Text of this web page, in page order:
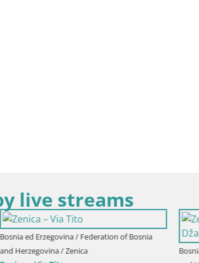
live streams
Bosnia ed Erzegovina / Federation of Bosnia
and Herzegovina / Zenica